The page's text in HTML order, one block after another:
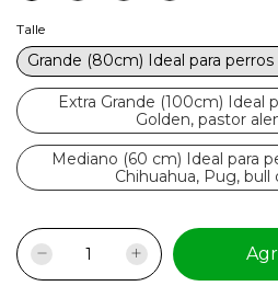
Talle
Grande (80cm) Ideal para
Extra Grande (100cm) Ideal
Golden, pastor
Mediano (60 cm) Ideal para
Chihuahua, Pug, bull